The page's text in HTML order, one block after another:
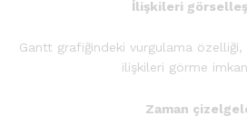
İlişkileri
Gantt grafiğindeki vurgulama özelliği,
ilişkileri görme
Zaman